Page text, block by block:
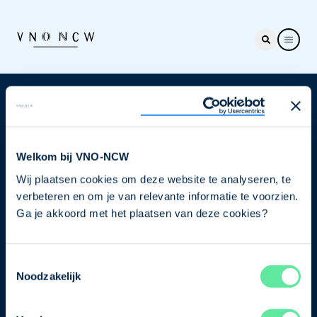
Welkom bij VNO-NCW
Wij plaatsen cookies om deze website te analyseren, te
verbeteren en om je van relevante informatie te voorzien.
Ga je akkoord met het plaatsen van deze cookies?
Noodzakelijk
Nieuwsbrief
je nu in voor de VNO-NCW nieuwsbrief.
Schrijf je in
Direct naar
Ons verhaal